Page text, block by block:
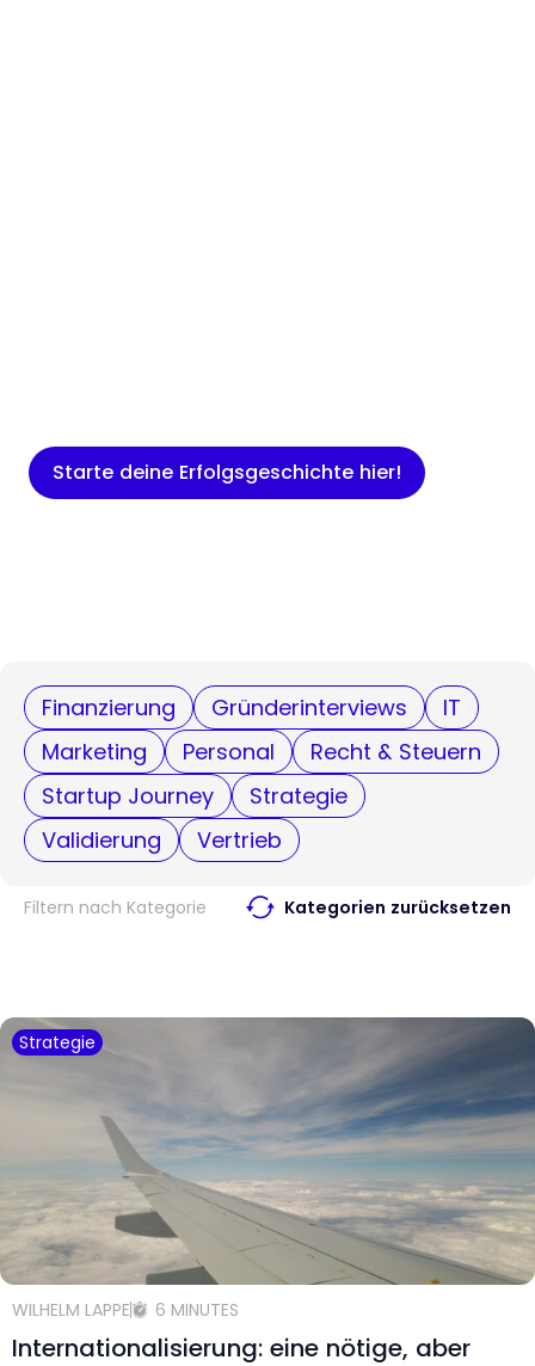
Starte deine Erfolgsgeschichte hier!
Finanzierung Gründerinterviews
IT
Marketing
Personal
Recht & Steuern
Startup Journey
Strategie
Validierung
Vertrieb
Filtern nach Kategorie Kategorien zurücksetzen
Strategie
WILHELM LAPPE 6 MINUTES
Internationalisierung: eine nötige, aber